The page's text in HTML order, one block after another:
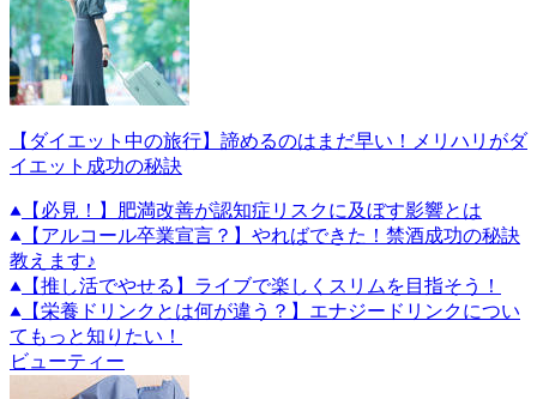
【ダイエット中の旅行】諦めるのはまだ早い！メリハリがダ
イエット成功の秘訣
【必見！】肥満改善が認知症リスクに及ぼす影響とは
【アルコール卒業宣言？】やればできた！禁酒成功の秘訣
教えます♪
【推し活でやせる】ライブで楽しくスリムを目指そう！
【栄養ドリンクとは何が違う？】エナジードリンクについ
てもっと知りたい！
ビューティー